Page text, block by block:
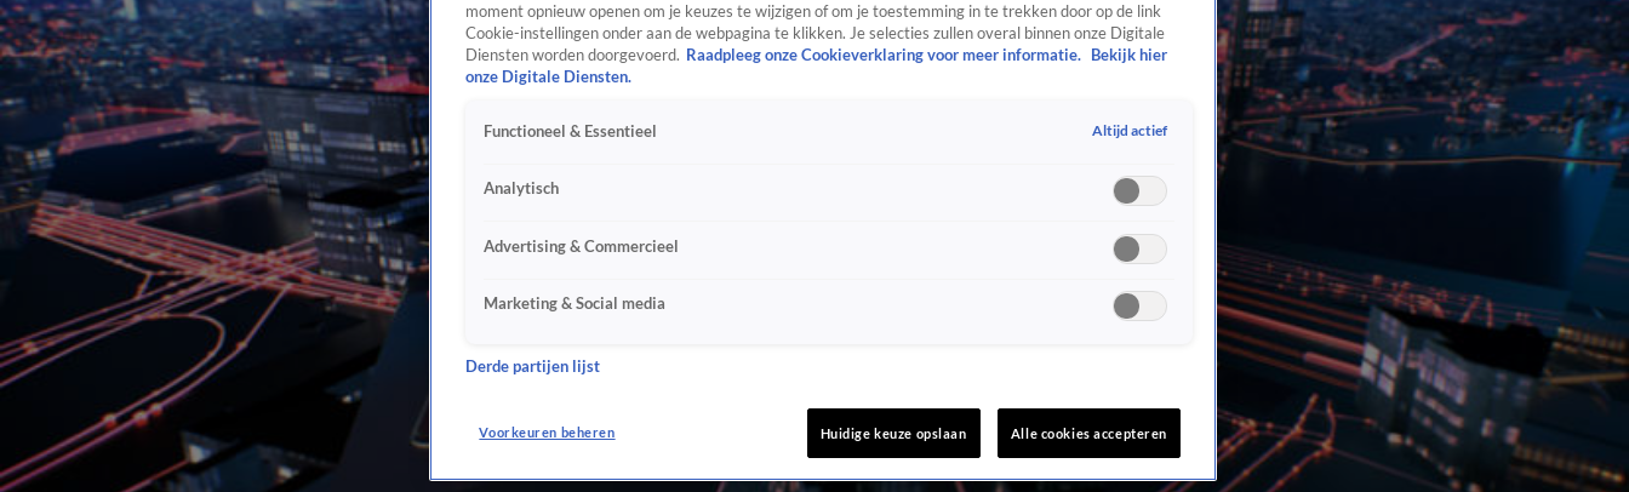
moment opnieuw openen om je keuzes te wijzigen of om je toestemming in te trekken door op de link
Cookie-instellingen onder aan de webpagina te klikken. Je selecties zullen overal binnen onze Digitale
Diensten worden doorgevoerd. Raadpleeg onze Cookieverklaring voor meer informatie. Bekijk hier
onze Digitale Diensten.
Functioneel & Essentieel Altijd actief
Analytisch
Advertising & Commercieel
Marketing & Social media
Derde partijen lijst
Voorkeuren beheren Huidige keuze opslaan Alle cookies accepteren